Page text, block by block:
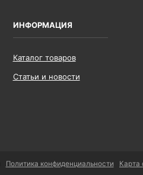
ИНФОРМАЦИЯ
Каталог товаров
Статьи и новости
Политика конфиденциальности Карта